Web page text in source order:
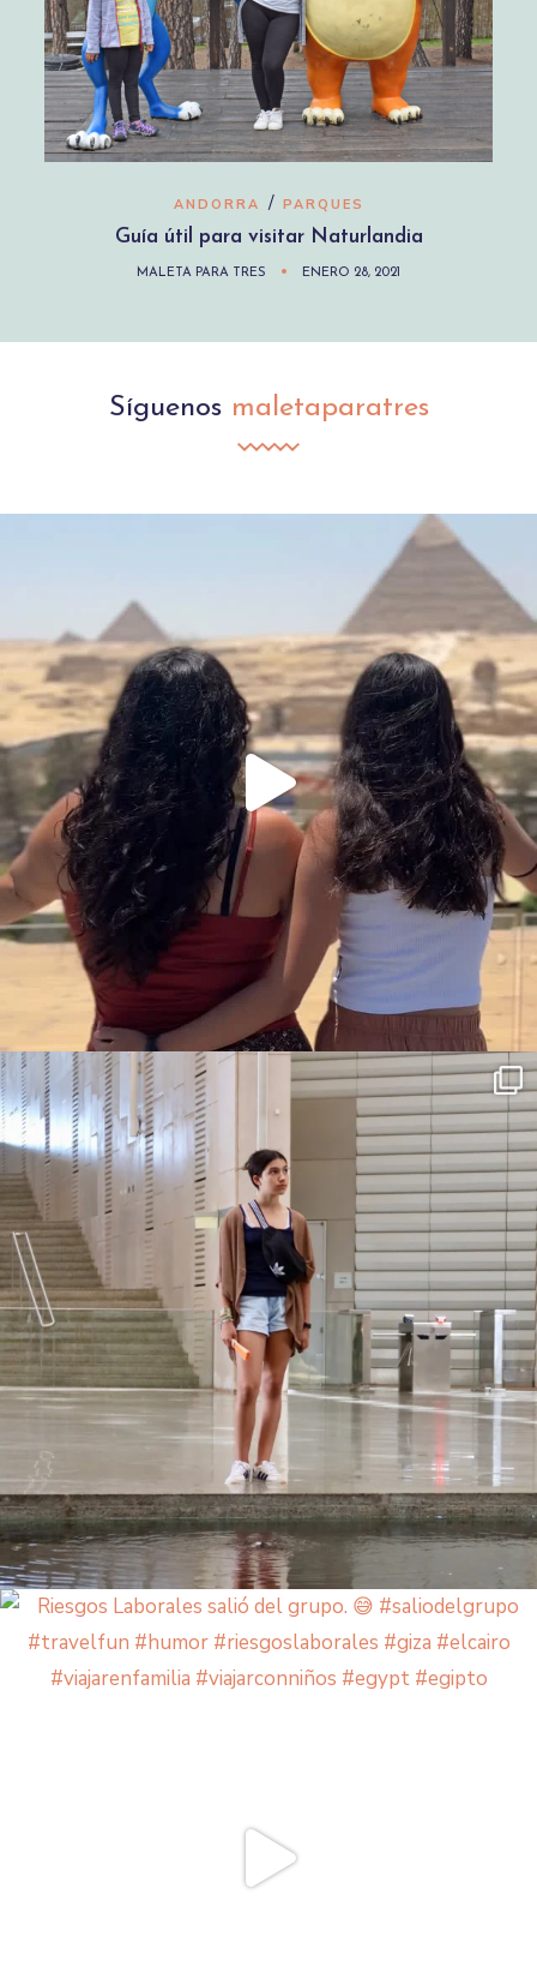
ANDORRA / PARQUES
Guía útil para visitar Naturlandia
MALETA PARA TRES ENERO 28, 2021
Síguenos maletaparatres